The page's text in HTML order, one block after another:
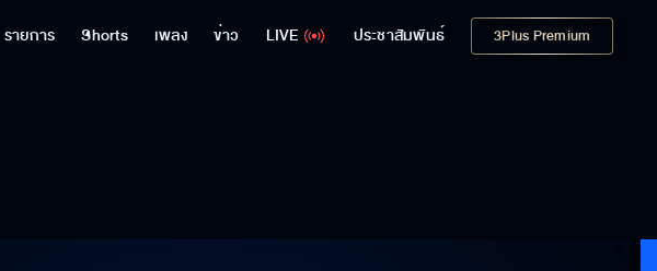
รายการ Shorts เพลง ข่าว LIVE ประชาสัมพันธ์ 3Plus Premium